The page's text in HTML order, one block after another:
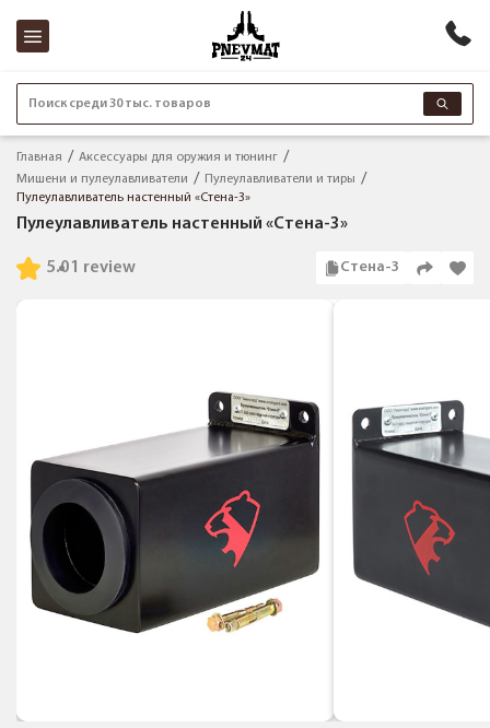
Поиск среди 30 тыс. товаров
Главная
Аксессуары для оружия и тюнинг
Мишени и пулеулавливатели
Пулеулавливатели и тиры
Пулеулавливатель настенный «Стена-3»
Пулеулавливатель настенный «Стена-3»
1 review
5.0 Стена-3